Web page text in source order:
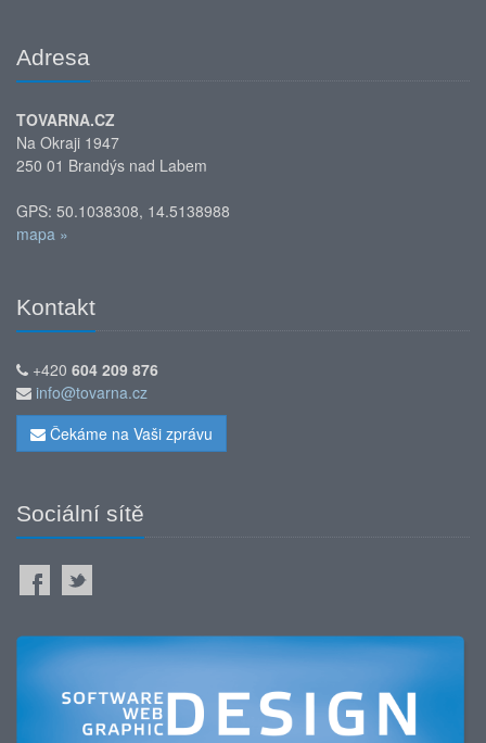
Adresa
TOVARNA.CZ
Na Okraji 1947
250 01 Brandýs nad Labem
GPS: 50.1038308, 14.5138988
mapa »
Kontakt
+420 604 209 876
info@tovarna.cz
Čekáme na Vaši zprávu
Sociální sítě